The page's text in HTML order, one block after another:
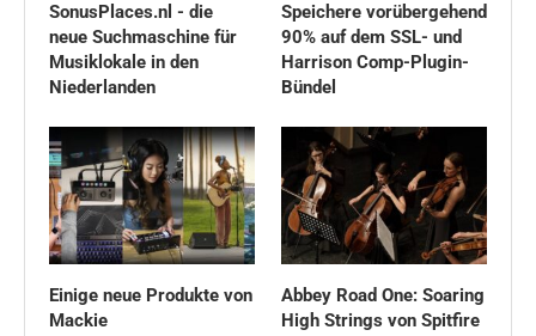
SonusPlaces.nl - die
neue Suchmaschine für
Musiklokale in den
Niederlanden
Speichere vorübergehend
90% auf dem SSL- und
Harrison Comp-Plugin-
Bündel
Einige neue Produkte von
Mackie
Abbey Road One: Soaring
High Strings von Spitfire